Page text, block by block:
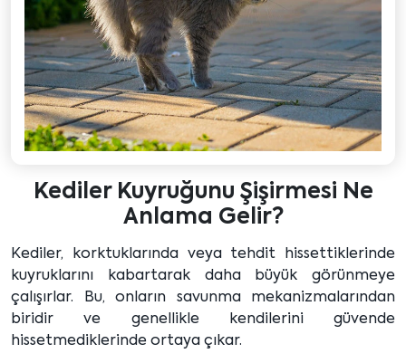
Kediler Kuyruğunu Şişirmesi Ne
Anlama Gelir?
Kediler, korktuklarında veya tehdit hissettiklerinde
kuyruklarını kabartarak daha büyük görünmeye
çalışırlar. Bu, onların savunma mekanizmalarından
biridir ve genellikle kendilerini güvende
hissetmediklerinde ortaya çıkar.